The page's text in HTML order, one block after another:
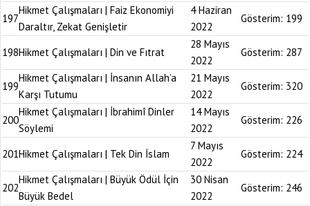
197
Hikmet Çalışmaları | Faiz Ekonomiyi
Daraltır, Zekat Genişletir
4 Haziran
2022
Gösterim: 199
198Hikmet Çalışmaları | Din ve Fıtrat
28 Mayıs
2022
Gösterim: 287
199
Hikmet Çalışmaları | İnsanın Allah’a
Karşı Tutumu
21 Mayıs
2022
Gösterim: 320
200
Hikmet Çalışmaları | İbrahimî Dinler
Söylemi
14 Mayıs
2022
Gösterim: 226
201Hikmet Çalışmaları | Tek Din İslam
7 Mayıs
2022
Gösterim: 224
202
Hikmet Çalışmaları | Büyük Ödül İçin
Büyük Bedel
30 Nisan
2022
Gösterim: 246